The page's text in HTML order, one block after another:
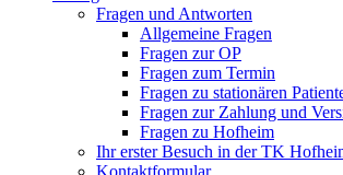
Fragen und Antworten
Allgemeine Fragen
Fragen zur OP
Fragen zum Termin
Fragen zu stationären
Fragen zur Zahlung und
Fragen zu Hofheim
Ihr erster Besuch in der TK
Kontaktformular